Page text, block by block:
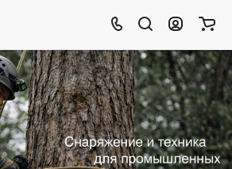
для промышленных